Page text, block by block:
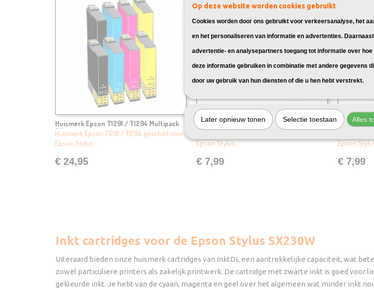
Huismerk Epson T1291 / T1294 Multipack
8X
Huismerk Epson T1291 / T1294, geschikt voor:
Epson Stylus…
€ 24,95
Huismerk Epson T1281 Zwart
Epson Stylus…
€ 7,99
Huismerk
Epson
€ 7,99
Inkt cartridges voor de Epson Stylus SX230W
Uiteraard bieden onze huismerk cartridges van InktDL een aantrekkelijke capaciteit, wat
zowel particuliere printers als zakelijk printwerk. De cartridge met zwarte inkt is goed voor
gekleurde inkt. Je hebt van de cyaan, magenta en geel over het algemeen wat minder inkt
Op deze website worden cookies gebruikt
Cookies worden door ons gebruikt voor verkeersanalyse, het
en het personaliseren van informatie en advertenties.
advertentie- en analysepartners toegang tot informatie over
deze informatie gebruiken in combinatie met andere gegevens
door uw gebruik van hun diensten of die u hen hebt verstrekt.
Later opnieuw tonen Selectie toestaan Alles